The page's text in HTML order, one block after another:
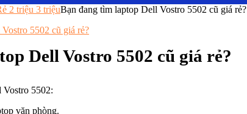
2 triệu 3 triệuBạn đang tìm laptop Dell Vostro 5502 cũ giá rẻ?
Dell Vostro 5502 cũ giá rẻ?
Vostro 5502:
văn phòng.